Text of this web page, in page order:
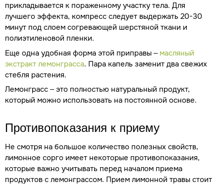
прикладывается к пораженному участку тела. Для
лучшего эффекта, компресс следует выдержать 20-30
минут под слоем согревающей шерстяной ткани и
полиэтиленовой пленки.
Еще одна удобная форма этой приправы – масляный
экстракт лемонграсса. Пара капель заменит два свежих
стебля растения.
Лемонграсс – это полностью натуральный продукт,
который можно использовать на постоянной основе.
Противопоказания к приему
Не смотря на большое количество полезных свойств,
лимонное сорго имеет некоторые противопоказания,
которые важно учитывать перед началом приема
продуктов с лемонграссом. Прием лимонной травы стоит